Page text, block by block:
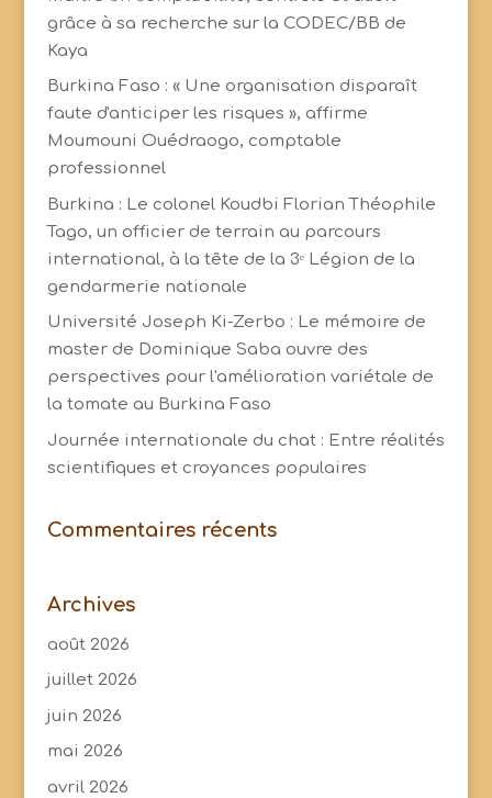
grâce à sa recherche sur la CODEC/BB de
Kaya
Burkina Faso : « Une organisation disparaît
faute d'anticiper les risques », affirme
Moumouni Ouédraogo, comptable
professionnel
Burkina : Le colonel Koudbi Florian Théophile
Tago, un officier de terrain au parcours
international, à la tête de la 3ᵉ Légion de la
gendarmerie nationale
Université Joseph Ki-Zerbo : Le mémoire de
master de Dominique Saba ouvre des
perspectives pour l'amélioration variétale de
la tomate au Burkina Faso
Journée internationale du chat : Entre réalités
scientifiques et croyances populaires
Commentaires récents
Archives
août 2026
juillet 2026
juin 2026
mai 2026
avril 2026